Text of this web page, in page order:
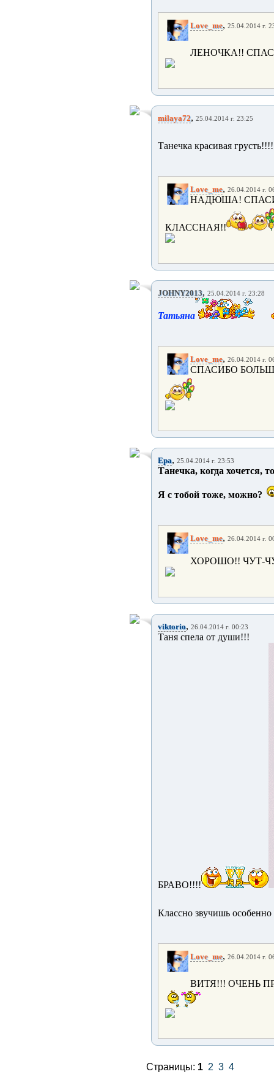
Love_me, 25.04.2014 г.
ЛЕНОЧКА!!
milaya72, 25.04.2014 г. 23:25
Танечка красивая
Love_me, 26.04.2014 г.
НАДЮША!
КЛАССНАЯ!!
JOHNY2013, 25.04.2014 г. 23:28
Татьяна
Love_me, 26.04.2014 г.
СПАСИБО
Epa, 25.04.2014 г. 23:53
Танечка, когда хочется,
Я с тобой тоже, можно?
Love_me, 26.04.2014 г.
ХОРОШО!! ЧУТ-
viktorio, 26.04.2014 г. 00:23
Таня спела от души!!!
БРАВО!!!!
Классно звучишь
Love_me, 26.04.2014 г.
ВИТЯ!!! ОЧЕНЬ
Страницы: 1 2 3 4